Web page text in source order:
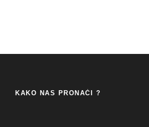
KAKO NAS PRONAĆI ?